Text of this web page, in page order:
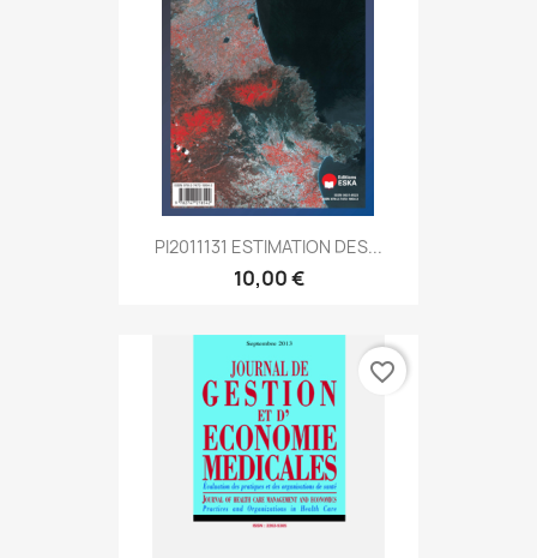
PI2011131 ESTIMATION DES...
10,00 €
favorite_border